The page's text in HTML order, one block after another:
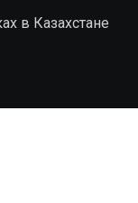
в Казахстане